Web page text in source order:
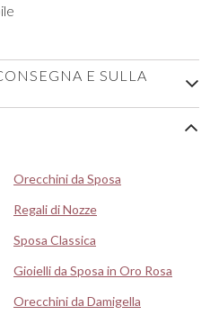
E SULLA
Orecchini da Sposa
Regali di Nozze
Sposa Classica
Gioielli da Sposa in Oro Rosa
Orecchini da Damigella